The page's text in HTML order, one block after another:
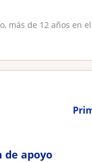
más de 12 años en
de apoyo